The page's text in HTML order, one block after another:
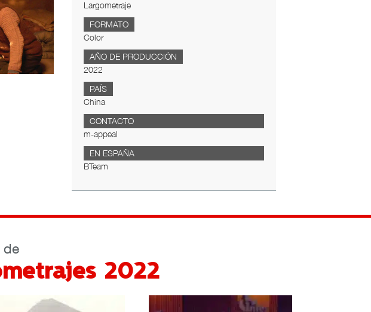
Largometraje
FORMATO
Color
AÑO DE PRODUCCIÓN
2022
PAÍS
China
CONTACTO
m-appeal
EN ESPAÑA
BTeam
de
2022